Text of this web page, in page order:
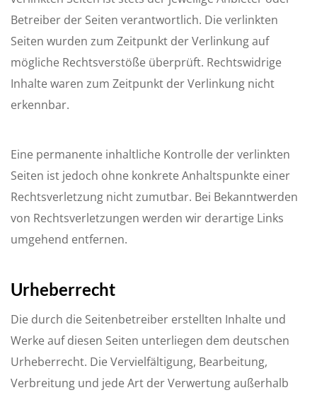
Betreiber der Seiten verantwortlich. Die verlinkten
Seiten wurden zum Zeitpunkt der Verlinkung auf
mögliche Rechtsverstöße überprüft. Rechtswidrige
Inhalte waren zum Zeitpunkt der Verlinkung nicht
erkennbar.
Eine permanente inhaltliche Kontrolle der verlinkten
Seiten ist jedoch ohne konkrete Anhaltspunkte einer
Rechtsverletzung nicht zumutbar. Bei Bekanntwerden
von Rechtsverletzungen werden wir derartige Links
umgehend entfernen.
Urheberrecht
Die durch die Seitenbetreiber erstellten Inhalte und
Werke auf diesen Seiten unterliegen dem deutschen
Urheberrecht. Die Vervielfältigung, Bearbeitung,
Verbreitung und jede Art der Verwertung außerhalb